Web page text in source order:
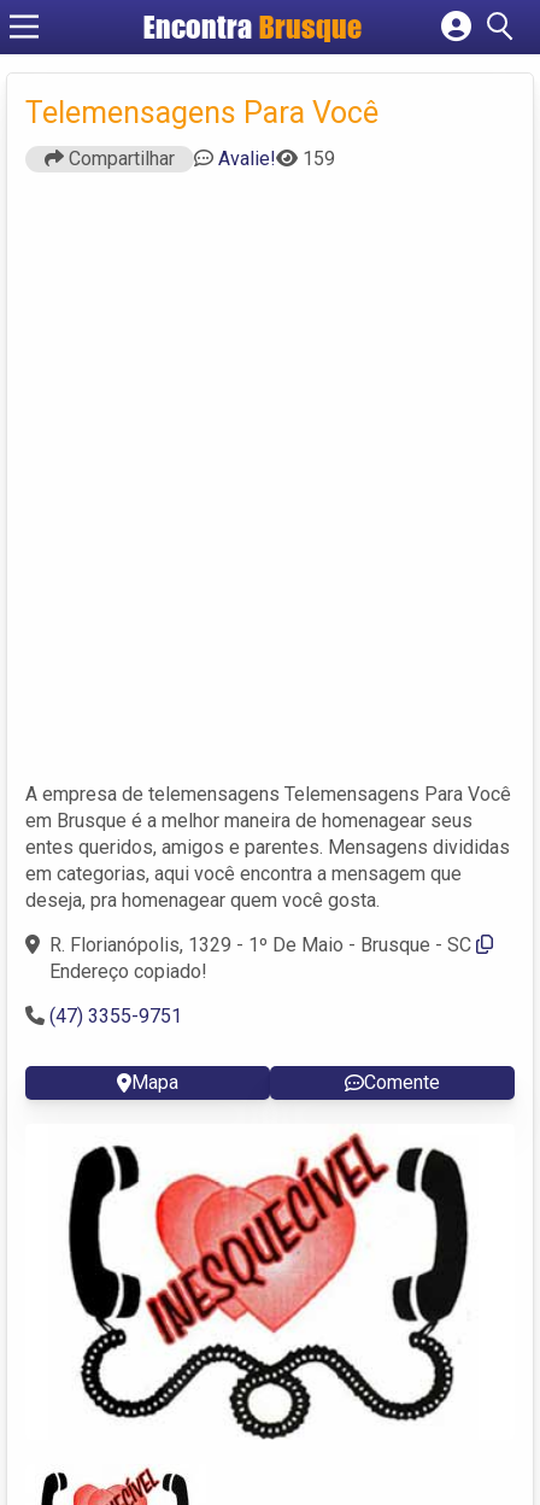
EncontraBrusque
Cadastrar empresa
Criar conta
Telemensagens Para Você
Compartilhar Avalie! 159
A empresa de telemensagens Telemensagens Para Você
em Brusque é a melhor maneira de homenagear seus
entes queridos, amigos e parentes. Mensagens divididas
em categorias, aqui você encontra a mensagem que
deseja, pra homenagear quem você gosta.
R. Florianópolis, 1329 - 1º De Maio - Brusque - SC
Endereço copiado!
(47) 3355-9751
Mapa Comente